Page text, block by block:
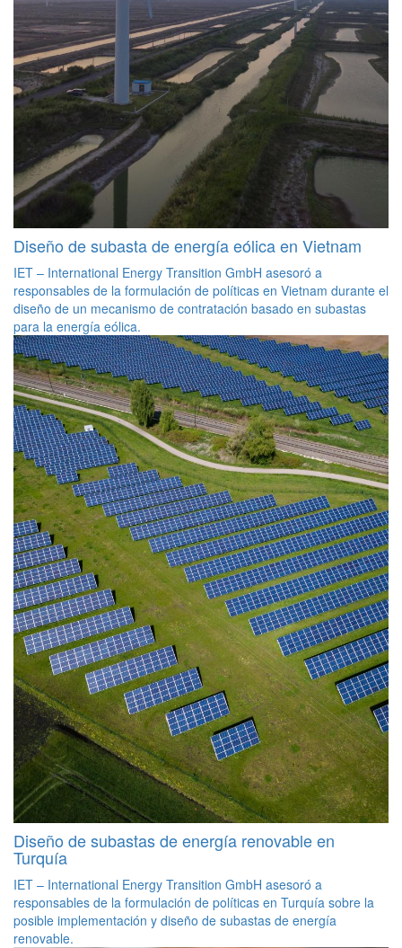
Diseño de subasta de energía eólica en Vietnam
IET – International Energy Transition GmbH asesoró a
responsables de la formulación de políticas en Vietnam durante el
diseño de un mecanismo de contratación basado en subastas
para la energía eólica.
Diseño de subastas de energía renovable en
Turquía
IET – International Energy Transition GmbH asesoró a
responsables de la formulación de políticas en Turquía sobre la
posible implementación y diseño de subastas de energía
renovable.